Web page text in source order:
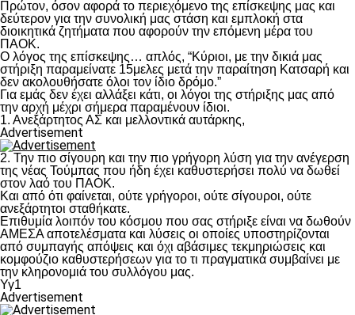
Πρώτον, όσον αφορά το περιεχόμενο της επίσκεψης μας και
δεύτερον για την συνολική μας στάση και εμπλοκή στα
διοικητικά ζητήματα που αφορούν την επόμενη μέρα του
ΠΑΟΚ.
Ο λόγος της επίσκεψης… απλός, “Κύριοι, με την δικιά μας
στήριξη παραμείνατε 15μελες μετά την παραίτηση Κατσαρή και
δεν ακολουθήσατε όλοι τον ίδιο δρόμο.”
Για εμάς δεν έχει αλλάξει κάτι, οι λόγοι της στήριξης μας από
την αρχή μέχρι σήμερα παραμένουν ίδιοι.
1. Ανεξάρτητος ΑΣ και μελλοντικά αυτάρκης,
Advertisement
2. Την πιο σίγουρη και την πιο γρήγορη λύση για την ανέγερση
της νέας Τούμπας που ήδη έχει καθυστερήσει πολύ να δωθεί
στον λαό του ΠΑΟΚ.
Και από ότι φαίνεται, ούτε γρήγοροι, ούτε σίγουροι, ούτε
ανεξάρτητοι σταθήκατε.
Επιθυμία λοιπόν του κόσμου που σας στήριξε είναι να δωθούν
ΑΜΕΣΑ αποτελέσματα και λύσεις οι οποίες υποστηρίζονται
από συμπαγής απόψεις και όχι αβάσιμες τεκμηριώσεις και
κομφούζιο καθυστερήσεων για το τι πραγματικά συμβαίνει με
την κληρονομιά του συλλόγου μας.
Υγ1
Advertisement